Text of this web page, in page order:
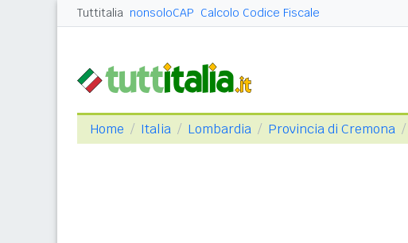
Tuttitalia nonsoloCAP Calcolo Codice Fiscale
Home Italia Lombardia Provincia di Cremona